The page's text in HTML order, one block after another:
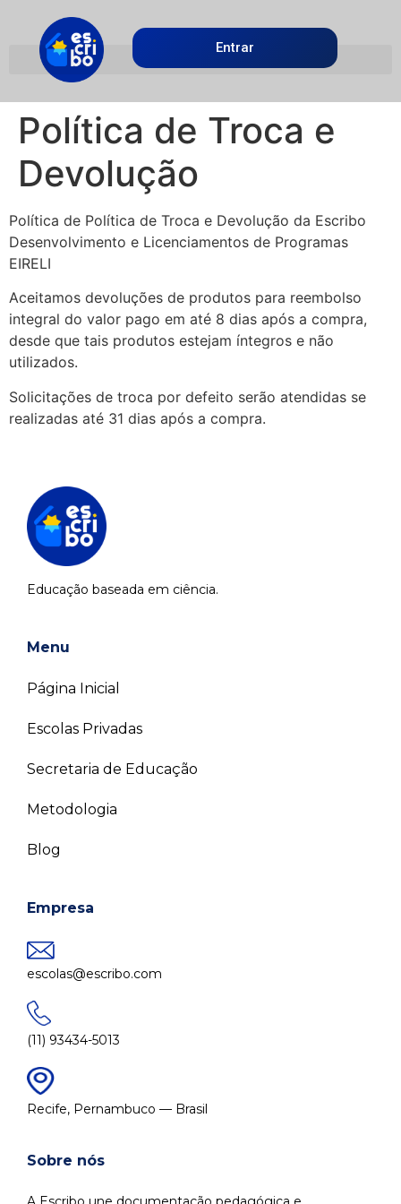
Entrar
Política de Troca e
Devolução
Política de Política de Troca e Devolução da Escribo
Desenvolvimento e Licenciamentos de Programas
EIRELI
Aceitamos devoluções de produtos para reembolso
integral do valor pago em até 8 dias após a compra,
desde que tais produtos estejam íntegros e não
utilizados.
Solicitações de troca por defeito serão atendidas se
realizadas até 31 dias após a compra.
Educação baseada em ciência.
Menu
Página Inicial
Escolas Privadas
Secretaria de Educação
Metodologia
Blog
Empresa
escolas@escribo.com
(11) 93434-5013
Recife, Pernambuco — Brasil
Sobre nós